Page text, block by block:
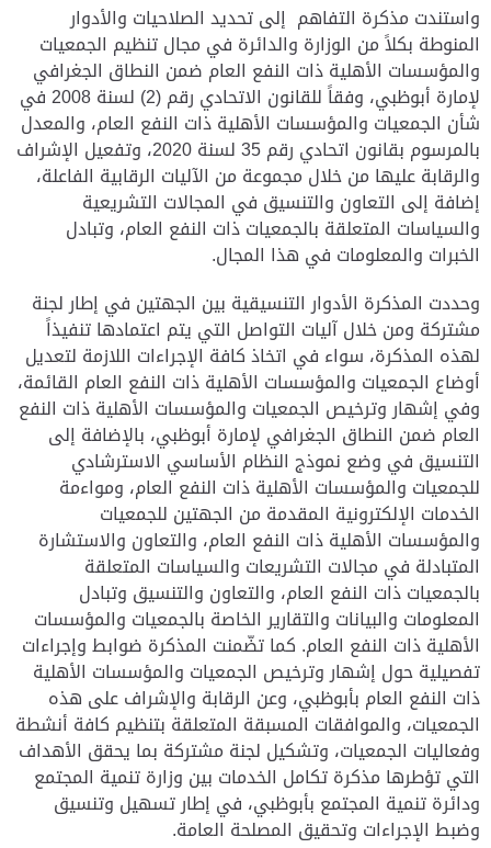
واستندت مذكرة التفاهم إلى تحديد الصلاحيات والأدوار
المنوطة بكلاً من الوزارة والدائرة في مجال تنظيم الجمعيات
والمؤسسات الأهلية ذات النفع العام ضمن النطاق الجغرافي
لإمارة أبوظبي، وفقاً للقانون الاتحادي رقم (2) لسنة 2008 في
شأن الجمعيات والمؤسسات الأهلية ذات النفع العام، والمعدل
بالمرسوم بقانون اتحادي رقم 35 لسنة 2020، وتفعيل الإشراف
والرقابة عليها من خلال مجموعة من الآليات الرقابية الفاعلة،
إضافة إلى التعاون والتنسيق في المجالات التشريعية
والسياسات المتعلقة بالجمعيات ذات النفع العام، وتبادل
الخبرات والمعلومات في هذا المجال.
وحددت المذكرة الأدوار التنسيقية بين الجهتين في إطار لجنة
مشتركة ومن خلال آليات التواصل التي يتم اعتمادها تنفيذاً
لهذه المذكرة، سواء في اتخاذ كافة الإجراءات اللازمة لتعديل
أوضاع الجمعيات والمؤسسات الأهلية ذات النفع العام القائمة،
وفي إشهار وترخيص الجمعيات والمؤسسات الأهلية ذات النفع
العام ضمن النطاق الجغرافي لإمارة أبوظبي، بالإضافة إلى
التنسيق في وضع نموذج النظام الأساسي الاسترشادي
للجمعيات والمؤسسات الأهلية ذات النفع العام، ومواءمة
الخدمات الإلكترونية المقدمة من الجهتين للجمعيات
والمؤسسات الأهلية ذات النفع العام، والتعاون والاستشارة
المتبادلة في مجالات التشريعات والسياسات المتعلقة
بالجمعيات ذات النفع العام، والتعاون والتنسيق وتبادل
المعلومات والبيانات والتقارير الخاصة بالجمعيات والمؤسسات
الأهلية ذات النفع العام. كما تضّمنت المذكرة ضوابط وإجراءات
تفصيلية حول إشهار وترخيص الجمعيات والمؤسسات الأهلية
ذات النفع العام بأبوظبي، وعن الرقابة والإشراف على هذه
الجمعيات، والموافقات المسبقة المتعلقة بتنظيم كافة أنشطة
وفعاليات الجمعيات، وتشكيل لجنة مشتركة بما يحقق الأهداف
التي تؤطرها مذكرة تكامل الخدمات بين وزارة تنمية المجتمع
ودائرة تنمية المجتمع بأبوظبي، في إطار تسهيل وتنسيق
وضبط الإجراءات وتحقيق المصلحة العامة.